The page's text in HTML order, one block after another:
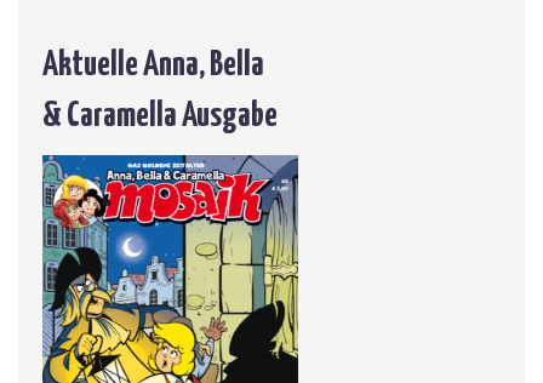
Aktuelle Anna, Bella
& Caramella Ausgabe